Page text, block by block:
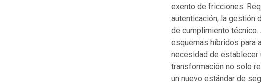
exento de fricciones.
autenticación, la gestión
de cumplimiento técnico.
esquemas híbridos para
necesidad de establecer
transformación no solo
un nuevo estándar de